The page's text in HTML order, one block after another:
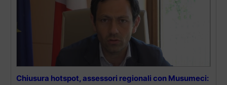
Chiusura hotspot, assessori regionali con Musumeci: